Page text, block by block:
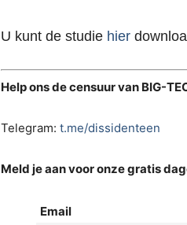
U kunt de studie hier
Help ons de censuur van BIG-
Telegram: t.me/dissidenteen
Meld je aan voor onze gratis
Email